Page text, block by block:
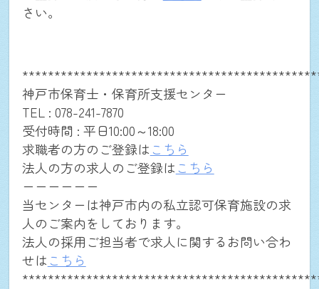
お問合せ(法人の方用)
ログイン
close
さい。
神戸市保育士・保育所支援センター
TEL : 078-241-7870
受付時間 : 平日10:00～18:00
求職者の方のご登録は こちら
法人の方の求人のご登録は こちら
ーーーーーー
当センターは神戸市内の私立認可保育施設の求
人のご案内をしております。
法人の採用ご担当者で求人に関するお問い合わ
せは こちら